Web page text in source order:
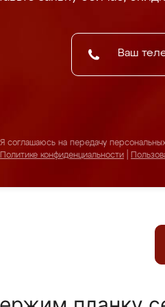
Я соглашаюсь на передачу
Политике конфиденциальности